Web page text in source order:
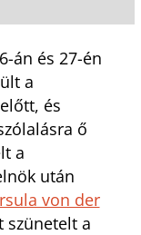
án és 27-én
a
és
ő
a
után
von der
szünetelt a